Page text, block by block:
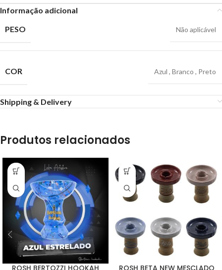
Informação adicional
PESO
Não aplicável
COR Azul , Branco , Preto
Shipping & Delivery
Produtos relacionados
ROSH BERTOZZI HOOKAH ROSH BETA NEW MESCLADO